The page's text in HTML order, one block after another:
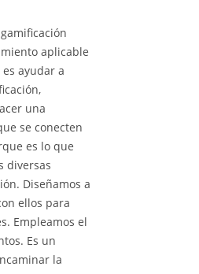
aplicable
ayudar a
una
se conecten
es lo que
diversas
Diseñamos a
ellos para
Empleamos el
Es un
la